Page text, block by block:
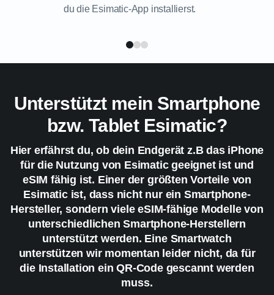
du die Esimatic-App installierst.
Unterstützt mein Smartphone
bzw. Tablet Esimatic?
Hier erfährst du, ob dein Endgerät z.B das iPhone
für die Nutzung von Esimatic geeignet ist und
eSIM fähig ist. Einer der größten Vorteile von
Esimatic ist, dass nicht nur ein Smartphone-
Hersteller, sondern viele eSIM-fähige Modelle von
unterschiedlichen Smartphone-Herstellern
unterstützt werden. Eine Smartwatch
unterstützen wir momentan leider nicht, da für
die Installation ein QR-Code gescannt werden
muss.